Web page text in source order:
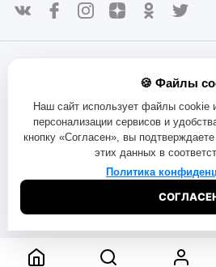
использует куки-файлы и другие
вам в навигации, а также
пользовательский опыт,
наших продуктов и услуг,
маркетинговых активностей. Если
Ваши пользовательские данные
пожалуйста, ограничьте их
браузере.
Договор
Обмен и возврат товара
🍪 Файлы
Наш сайт использует файлы cookie
персонализации сервисов и
кнопку «Согласен», вы
этих данных в
Политика